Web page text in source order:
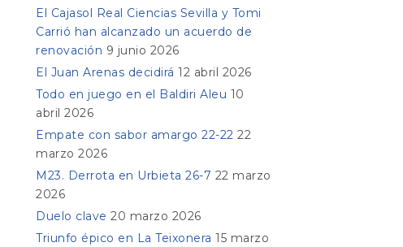
El Cajasol Real Ciencias Sevilla y Tomi
Carrió han alcanzado un acuerdo de
renovación 9 junio 2026
El Juan Arenas decidirá 12 abril 2026
Todo en juego en el Baldiri Aleu 10
abril 2026
Empate con sabor amargo 22-22 22
marzo 2026
M23. Derrota en Urbieta 26-7 22 marzo
2026
Duelo clave 20 marzo 2026
Triunfo épico en La Teixonera 15 marzo